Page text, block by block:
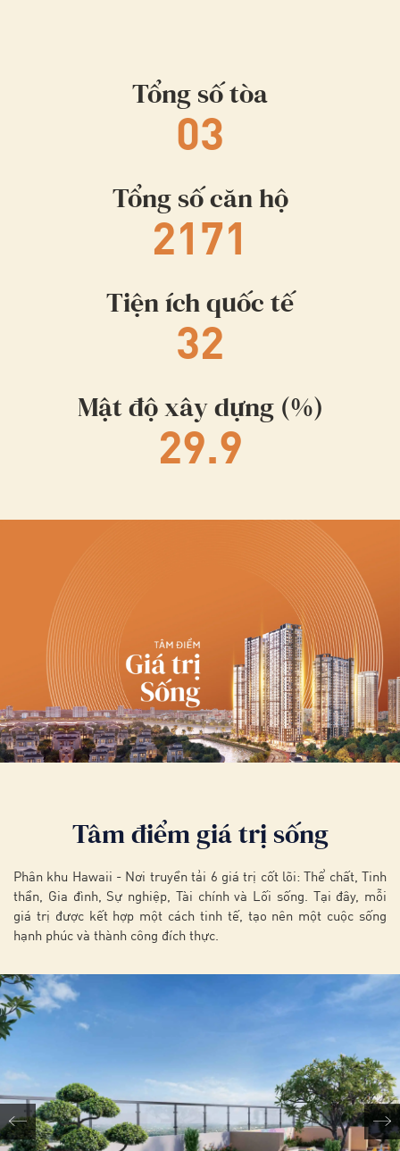
03
Tổng số tòa
2171
Tổng số căn hộ
32
Tiện ích quốc tế
29.9
Mật độ xây dựng (%)
Tâm điểm giá trị sống
Phân khu Hawaii - Nơi truyền tải 6 giá trị cốt lõi: Thể chất, Tinh
thần, Gia đình, Sự nghiệp, Tài chính và Lối sống. Tại đây, mỗi
giá trị được kết hợp một cách tinh tế, tạo nên một cuộc sống
hạnh phúc và thành công đích thực.